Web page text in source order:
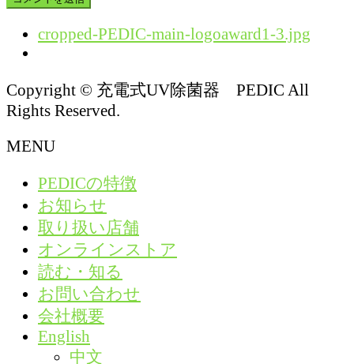
cropped-PEDIC-main-logoaward1-3.jpg
Copyright © 充電式UV除菌器 PEDIC All
Rights Reserved.
MENU
PEDICの特徴
お知らせ
取り扱い店舗
オンラインストア
読む・知る
お問い合わせ
会社概要
English
中文